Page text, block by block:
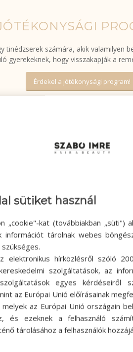
tinédzserek számára, akik valamilyen
gyerekeknek, hogy visszakapják a
Érdekel a jótékonysági program!
A
2.
Miután helyet foglaltál, a fodrász
segítségével leméri,alkalmas-e a
adományozásra, megvan-e a
Kérjük, előzetesen mérje meg mindenki,
e 40 centiméternyi a levágható
sütiket használ
„cookie"-kat (továbbiakban „süti")
információt tárolnak webes
elektronikus hírközlésről szóló
szolgáltatások, az
egyes kérdéseiről
az Európai Unió előírásainak
melyek az Európai Unió országain
és ezeknek a felhasználó
tárolásához a felhasználók